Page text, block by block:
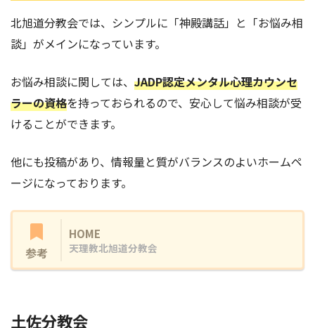
北旭道分教会では、シンプルに「神殿講話」と「お悩み相
談」がメインになっています。
お悩み相談に関しては、 JADP認定メンタル心理カウンセ
ラーの資格を持っておられるので、安心して悩み相談が受
けることができます。
他にも投稿があり、情報量と質がバランスのよいホームペ
ージになっております。
参考
HOME
天理教北旭道分教会
土佐分教会